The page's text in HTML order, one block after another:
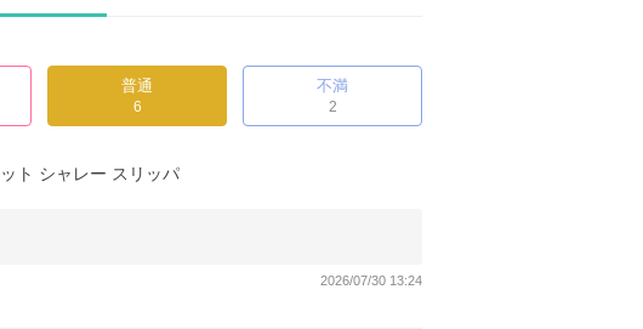
普通
6
不満
2
ト シャレー スリッパ
2026/07/30 13:24